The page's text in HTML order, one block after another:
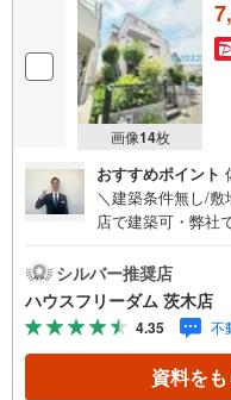
画像14枚
おすすめポイント
＼建築条件無し/
店で建築可・弊社
い【お買い物施設
レスコ鮎川店:10分
ン茨木五十鈴町店:
育施設】・茨木市
学校:徒歩14分・
の他施設】・茨
シルバー推奨店
ハウスフリーダム 茨木店
4.35 不
資料をも